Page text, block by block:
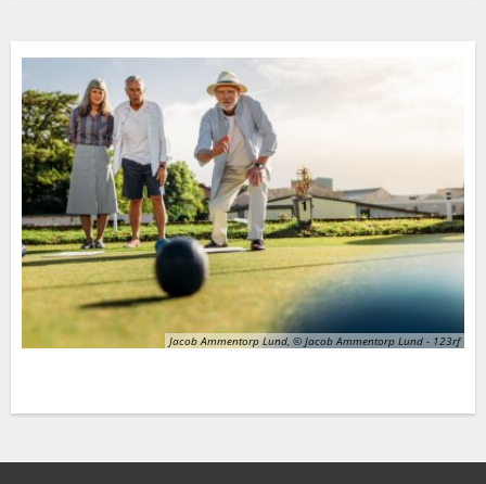
Jacob Ammentorp Lund, © Jacob Ammentorp Lund - 123rf